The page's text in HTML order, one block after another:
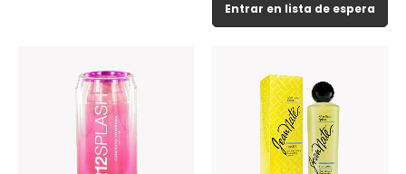
Entrar en lista de espera